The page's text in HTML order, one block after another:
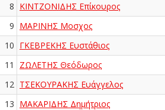
8 ΚΙΝΤΖΟΝΙΔΗΣ Επίκουρος
9 ΜΑΡΙΝΗΣ Μοσχος
10 ΓΚΕΒΡΕΚΗΣ Ευστάθιος
11 ΖΩΛΕΤΗΣ Θεόδωρος
12 ΤΣΕΚΟΥΡΑΚΗΣ Ευάγγελος
13 ΜΑΚΑΡΙΔΗΣ Δημήτριος